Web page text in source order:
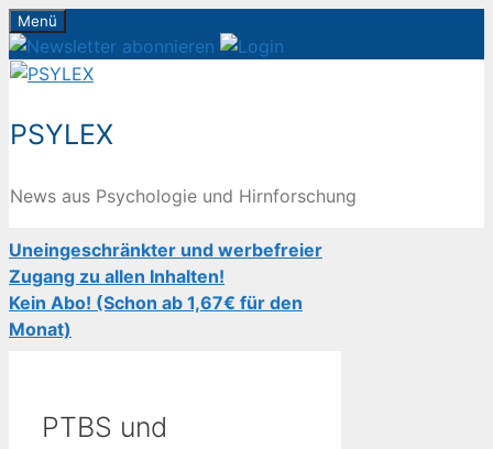
Zum
Inhalt
springen
Menü
PSYLEX
News aus Psychologie und Hirnforschung
Uneingeschränkter und werbefreier
Zugang zu allen Inhalten!
Kein Abo! (Schon ab 1,67€ für den
Monat)
PTBS und